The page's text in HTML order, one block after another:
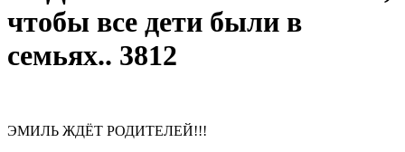
чтобы все дети были в
семьях.. 3812
ЭМИЛЬ ЖДЁТ РОДИТЕЛЕЙ!!!